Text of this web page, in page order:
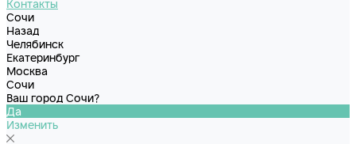
Контакты
Сочи
Назад
Челябинск
Екатеринбург
Москва
Сочи
Ваш город Сочи?
Да
Изменить